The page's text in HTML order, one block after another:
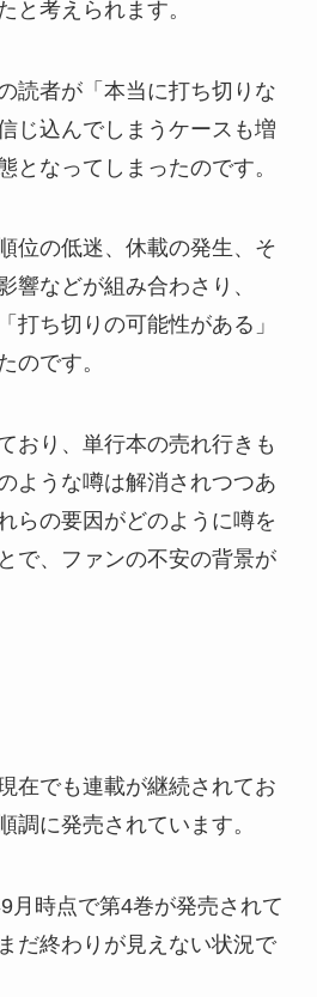
と考えられます。
読者が「本当に打ち切りな
じ込んでしまうケースも増
となってしまったのです。
位の低迷、休載の発生、そ
響などが組み合わさり、
打ち切りの可能性がある」
のです。
おり、単行本の売れ行きも
ような噂は解消されつつあ
らの要因がどのように噂を
で、ファンの不安の背景が
在でも連載が継続されてお
調に発売されています。
月時点で第4巻が発売されて
だ終わりが見えない状況で